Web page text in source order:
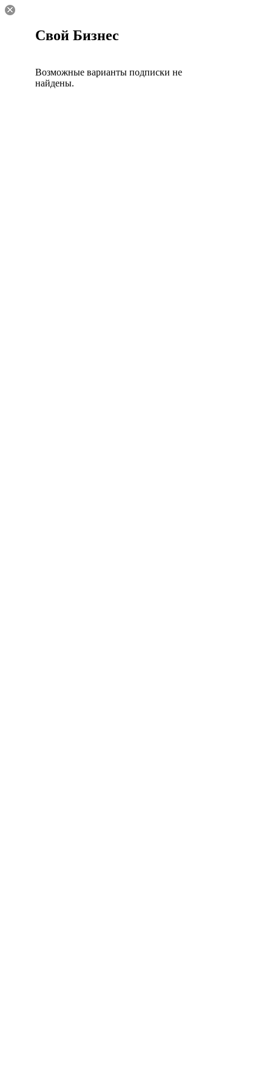
Свой Бизнес
Возможные варианты подписки не
найдены.